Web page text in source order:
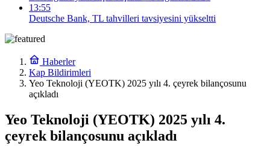
13:55
Deutsche Bank, TL tahvilleri tavsiyesini yükseltti
Haberler
Kap Bildirimleri
Yeo Teknoloji (YEOTK) 2025 yılı 4. çeyrek bilançosunu
açıkladı
Yeo Teknoloji (YEOTK) 2025 yılı 4.
çeyrek bilançosunu açıkladı